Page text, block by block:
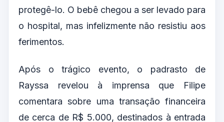
protegê-lo. O bebê chegou a ser levado para
o hospital, mas infelizmente não resistiu aos
ferimentos.
Após o trágico evento, o padrasto de
Rayssa revelou à imprensa que Filipe
comentara sobre uma transação financeira
de cerca de R$ 5.000, destinados à entrada